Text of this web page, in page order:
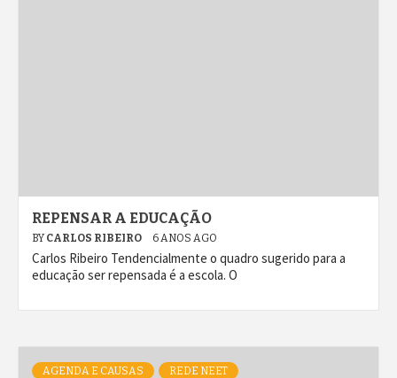
REPENSAR A EDUCAÇÃO
BY CARLOS RIBEIRO 6 ANOS AGO
Carlos Ribeiro Tendencialmente o quadro sugerido para a
educação ser repensada é a escola. O
AGENDA E CAUSAS REDE NEET